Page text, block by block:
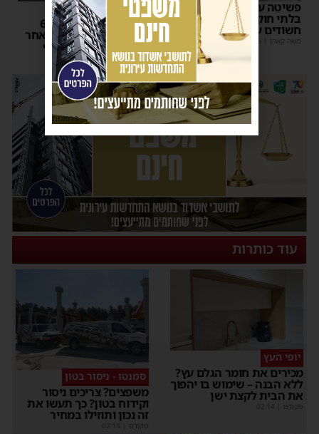
פשיטה על בית הימורים
בלתי חוקי באשדוד: חמישה
חשודים עוכבו לחקירה
משה קאהן |
16:06
כלי מסוכן
עדכון מבית החולים: בן 6
מאושפז בטיפול נמרץ לאחר
תאונת הטרקטורון בחוף
באשדוד
משה קאהן |
12:26
עוד כותרות
יופי העץ
מכירים את חומר הגלם עץ?
ללא הבנה – שימוש בו יהפוך
את הבית לקצת ישן
סמנטו - ניסור בטון
משפצים? צריכים ניסור
וקידוח בטון? כך תעשו את
זה נכון ותוזילו במחיר
פרסומת